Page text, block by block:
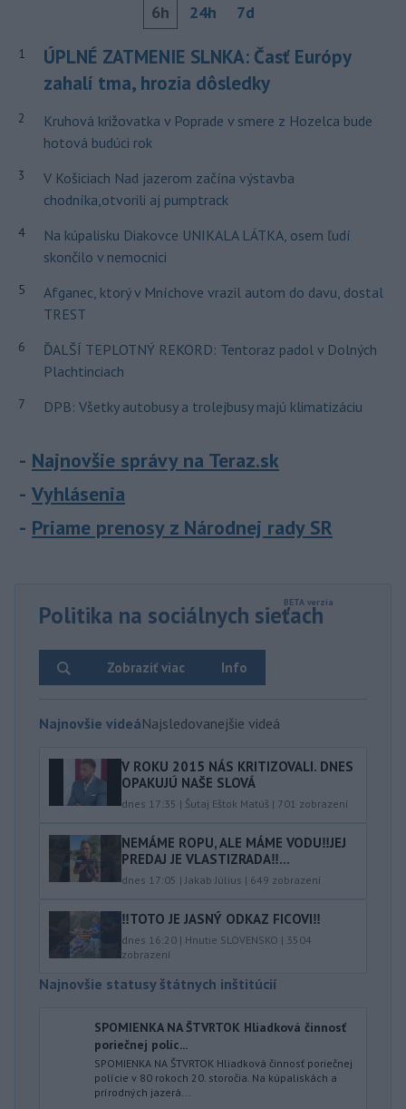
6h 24h 7d
1
ÚPLNÉ ZATMENIE SLNKA: Časť Európy
zahalí tma, hrozia dôsledky
2
Kruhová križovatka v Poprade v smere z Hozelca bude
hotová budúci rok
3
V Košiciach Nad jazerom začína výstavba
chodníka,otvorili aj pumptrack
4
Na kúpalisku Diakovce UNIKALA LÁTKA, osem ľudí
skončilo v nemocnici
5
Afganec, ktorý v Mníchove vrazil autom do davu, dostal
TREST
6
ĎALŠÍ TEPLOTNÝ REKORD: Tentoraz padol v Dolných
Plachtinciach
7 DPB: Všetky autobusy a trolejbusy majú klimatizáciu
Najnovšie správy na Teraz.sk
Vyhlásenia
Priame prenosy z Národnej rady SR
Politika na sociálnych sieťach
Info
Zobraziť viac
Najnovšie videáNajsledovanejšie videá
V ROKU 2015 NÁS KRITIZOVALI. DNES
OPAKUJÚ NAŠE SLOVÁ
dnes 17:35 | Šutaj Eštok Matúš | 701 zobrazení
NEMÁME ROPU, ALE MÁME VODU‼️JEJ
PREDAJ JE VLASTIZRADA‼️...
dnes 17:05 | Jakab Július | 649 zobrazení
‼️TOTO JE JASNÝ ODKAZ FICOVI‼️
dnes 16:20 | Hnutie SLOVENSKO | 3504
zobrazení
Najnovšie statusy štátnych inštitúcií
SPOMIENKA NA ŠTVRTOK Hliadková činnosť
poriečnej políc...
SPOMIENKA NA ŠTVRTOK Hliadková činnosť poriečnej
polície v 80 rokoch 20. storočia. Na kúpaliskách a
prírodných jazerá...